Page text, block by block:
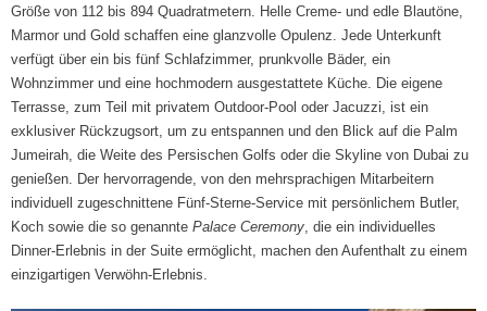
Größe von 112 bis 894 Quadratmetern. Helle Creme- und edle Blautöne,
Marmor und Gold schaffen eine glanzvolle Opulenz. Jede Unterkunft
verfügt über ein bis fünf Schlafzimmer, prunkvolle Bäder, ein
Wohnzimmer und eine hochmodern ausgestattete Küche. Die eigene
Terrasse, zum Teil mit privatem Outdoor-Pool oder Jacuzzi, ist ein
exklusiver Rückzugsort, um zu entspannen und den Blick auf die Palm
Jumeirah, die Weite des Persischen Golfs oder die Skyline von Dubai zu
genießen. Der hervorragende, von den mehrsprachigen Mitarbeitern
individuell zugeschnittene Fünf-Sterne-Service mit persönlichem Butler,
Koch sowie die so genannte Palace Ceremony , die ein individuelles
Dinner-Erlebnis in der Suite ermöglicht, machen den Aufenthalt zu einem
einzigartigen Verwöhn-Erlebnis.